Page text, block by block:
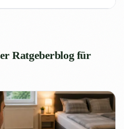
Ratgeberblog für